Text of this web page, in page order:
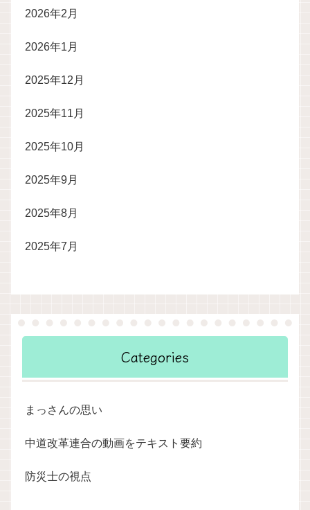
2026年2月
2026年1月
2025年12月
2025年11月
2025年10月
2025年9月
2025年8月
2025年7月
Categories
まっさんの思い
中道改革連合の動画をテキスト要約
防災士の視点